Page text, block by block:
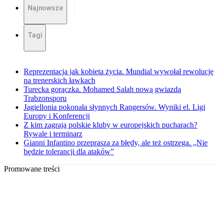
Najnowsze
Tagi
Reprezentacja jak kobieta życia. Mundial wywołał rewolucję
na trenerskich ławkach
Turecka gorączka. Mohamed Salah nową gwiazdą
Trabzonsporu
Jagiellonia pokonała słynnych Rangersów. Wyniki el. Ligi
Europy i Konferencji
Z kim zagrają polskie kluby w europejskich pucharach?
Rywale i terminarz
Gianni Infantino przeprasza za błędy, ale też ostrzega. „Nie
będzie tolerancji dla ataków”
Promowane treści